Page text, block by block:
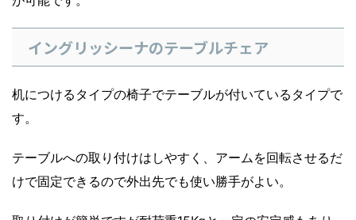
イングリッシーナのテーブルチェア
机につけるタイプの椅子でテーブルが付いているタイプで
す。
テーブルへの取り付けはしやすく、アームを回転させるだ
けで固定できるので外出先でも使い勝手がよい。